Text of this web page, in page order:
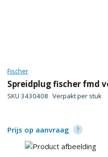
Fischer
Spreidplug fischer fmd
SKU 3430408 Verpakt per stuk
Prijs op aanvraag